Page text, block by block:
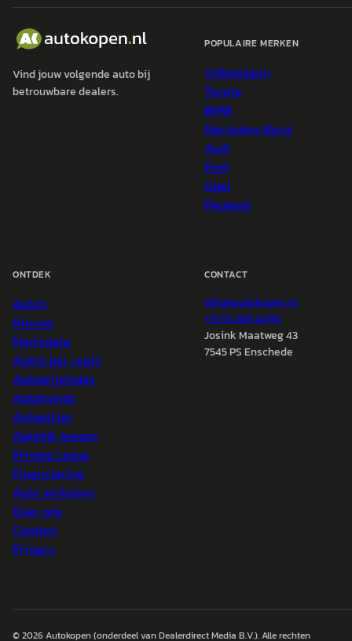
Vind jouw volgende auto bij
betrouwbare dealers.
POPULAIRE MERKEN
Volkswagen
Toyota
BMW
Mercedes-Benz
Audi
Ford
Opel
Peugeot
ONTDEK
Auto's
Nieuws
Marktdata
Auto's per regio
Autoprijsindex
Autotrends
Autowijzer
Zakelijk leasen
Private Lease
Financiering
Auto verkopen
Over ons
Contact
Privacy
CONTACT
info@autokopen.nl
+31 53 208 4490
Josink Maatweg 43
7545 PS Enschede
© 2026Autokopen(onderdeel van Dealerdirect Media B.V.). Alle rechten